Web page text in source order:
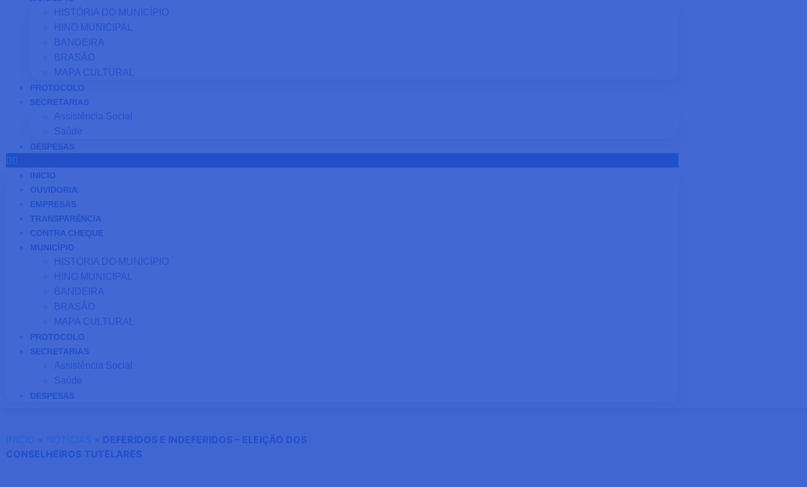
HISTÓRIA DO MUNICÍPIO
HINO MUNICIPAL
BANDEIRA
BRASÃO
MAPA CULTURAL
PROTOCOLO
SECRETARIAS
Assistência Social
Saúde
DESPESAS
INICIO
OUVIDORIA
EMPRESAS
TRANSPARÊNCIA
CONTRA CHEQUE
MUNICÍPIO
HISTÓRIA DO MUNICÍPIO
HINO MUNICIPAL
BANDEIRA
BRASÃO
MAPA CULTURAL
PROTOCOLO
SECRETARIAS
Assistência Social
Saúde
DESPESAS
INICIO » NOTÍCIAS » DEFERIDOS E INDEFERIDOS – ELEIÇÃO DOS
CONSELHEIROS TUTELARES